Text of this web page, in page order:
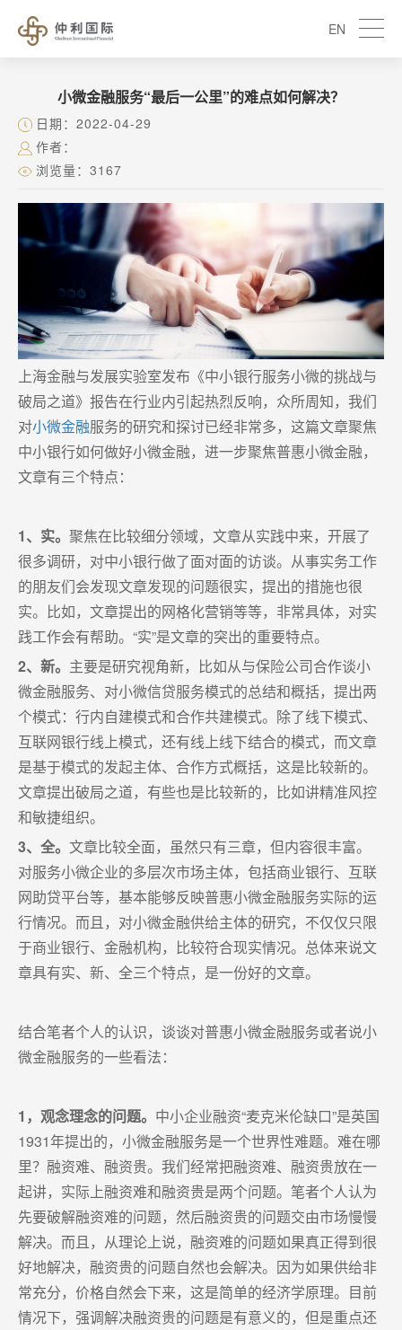
EN
小微金融服务“最后一公里”的难点如何解决？
日期：2022-04-29
作者：
浏览量：3167
上海金融与发展实验室发布《中小银行服务小微的挑战与
破局之道》报告在行业内引起热烈反响，众所周知，我们
对小微金融服务的研究和探讨已经非常多，这篇文章聚焦
中小银行如何做好小微金融，进一步聚焦普惠小微金融，
文章有三个特点：
1、实。 聚焦在比较细分领域，文章从实践中来，开展了
很多调研，对中小银行做了面对面的访谈。从事实务工作
的朋友们会发现文章发现的问题很实，提出的措施也很
实。比如，文章提出的网格化营销等等，非常具体，对实
践工作会有帮助。“实”是文章的突出的重要特点。
2、新。 主要是研究视角新，比如从与保险公司合作谈小
微金融服务、对小微信贷服务模式的总结和概括，提出两
个模式：行内自建模式和合作共建模式。除了线下模式、
互联网银行线上模式，还有线上线下结合的模式，而文章
是基于模式的发起主体、合作方式概括，这是比较新的。
文章提出破局之道，有些也是比较新的，比如讲精准风控
和敏捷组织。
3、全。 文章比较全面，虽然只有三章，但内容很丰富。
对服务小微企业的多层次市场主体，包括商业银行、互联
网助贷平台等，基本能够反映普惠小微金融服务实际的运
行情况。而且，对小微金融供给主体的研究，不仅仅只限
于商业银行、金融机构，比较符合现实情况。总体来说文
章具有实、新、全三个特点，是一份好的文章。
结合笔者个人的认识，谈谈对普惠小微金融服务或者说小
微金融服务的一些看法：
1，观念理念的问题。 中小企业融资“麦克米伦缺口”是英国
1931年提出的，小微金融服务是一个世界性难题。难在哪
里？融资难、融资贵。我们经常把融资难、融资贵放在一
起讲，实际上融资难和融资贵是两个问题。笔者个人认为
先要破解融资难的问题，然后融资贵的问题交由市场慢慢
解决。而且，从理论上说，融资难的问题如果真正得到很
好地解决，融资贵的问题自然也会解决。因为如果供给非
常充分，价格自然会下来，这是简单的经济学原理。目前
情况下，强调解决融资贵的问题是有意义的，但是重点还